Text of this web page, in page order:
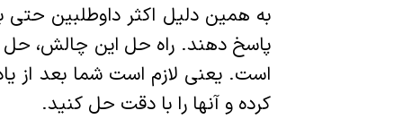
به همین دلیل اکثر داوطلبین حتی
پاسخ دهند. راه حل این چالش، حل
است. یعنی لازم است شما بعد از
کرده و آنها را با دقت حل کنید.